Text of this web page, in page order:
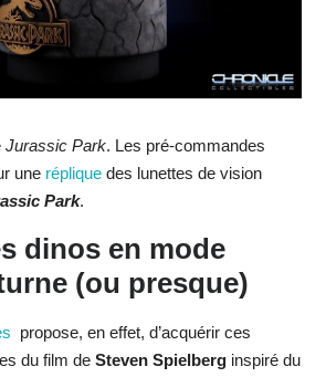
Jurassic Park. Les pré-commandes
une réplique des lunettes de vision
Park.
dinos en mode
(ou presque)
propose, en effet, d’acquérir ces
du film de Steven Spielberg inspiré du